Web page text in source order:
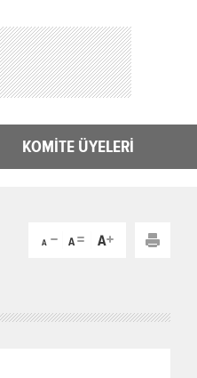
KOMİTE ÜYELERİ